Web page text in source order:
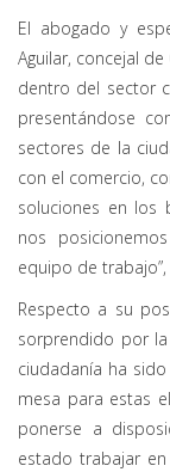
El abogado y
Aguilar, concejal
dentro del sector
presentándose
sectores de la
con el comercio,
soluciones en los
nos
equipo de
Respecto a su
sorprendido por
ciudadanía ha
mesa para estas
ponerse a
estado trabajar